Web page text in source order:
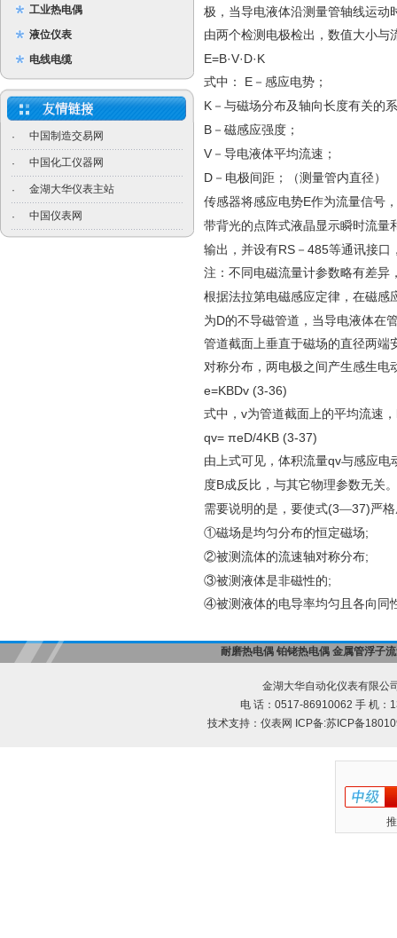
工业热电偶
液位仪表
电线电缆
· 中国制造交易网
· 中国化工仪器网
· 金湖大华仪表主站
· 中国仪表网
极，当导电液体沿测量管轴线运动
由两个检测电极检出，数值大小与
E=B·V·D·K
式中： E －感应电势；
K －与磁场分布及轴向长度有关的
B －磁感应强度；
V －导电液体平均流速；
D －电极间距；（测量管内直径）
传感器将感应电势E作为流量信号
带背光的点阵式液晶显示瞬时流量
输出，并设有RS － 485等通讯接口
注：不同电磁流量计参数略有差异
根据法拉第电磁感应定律，在磁感
为D的不导磁管道，当导电液体在
管道截面上垂直于磁场的直径两端
对称分布，两电极之间产生感生电
e=KBDv (3-36)
式中， v为管道截面上的平均流速，
qv= πeD/4KB (3-37)
由上式可见，体积流量qv与感应电
度B成反比，与其它物理参数无关
需要说明的是，要使式(3—37)严
①磁场是均匀分布的恒定磁场;
②被测流体的流速轴对称分布;
③被测液体是非磁性的;
④被测液体的电导率均匀且各向同
耐磨热电偶 铂铑热电偶 金属管浮子
金湖大华自动化仪表有限公
电 话：0517-86910062 手 机：
技术支持： 仪表网 ICP备:苏ICP备